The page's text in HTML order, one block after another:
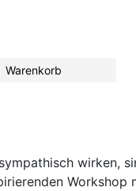
Warenkorb
wirken,
Workshop